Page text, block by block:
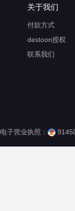
关于我们
付款方式
destoon授权
联系我们
电子营业执照：